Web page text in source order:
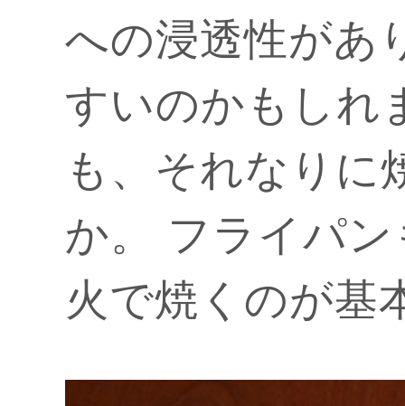
への浸透性があ
すいのかもしれ
も、それなりに
か。 フライパ
火で焼くのが基